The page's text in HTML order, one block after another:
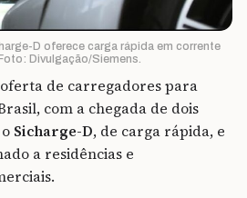
D oferece carga rápida em corrente
Divulgação/Siemens.
de carregadores para
com a chegada de dois
Sicharge-D, de carga rápida, e
a residências e